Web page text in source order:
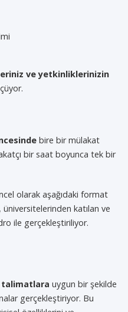
ve yetkinliklerinizin
bire bir mülakat
bir saat boyunca tek bir
olarak aşağıdaki format
katılan ve
ile gerçekleştiriliyor.
talimatlara uygun bir şekilde
gerçekleştiriyor. Bu